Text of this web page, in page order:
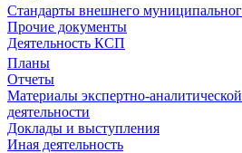
Стандарты внешнего
Прочие документы
Деятельность КСП
Планы
Отчеты
Материалы экспертно-
деятельности
Доклады и выступления
Иная деятельность